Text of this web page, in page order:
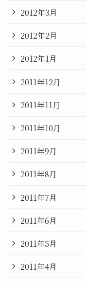
2012年3月
2012年2月
2012年1月
2011年12月
2011年11月
2011年10月
2011年9月
2011年8月
2011年7月
2011年6月
2011年5月
2011年4月